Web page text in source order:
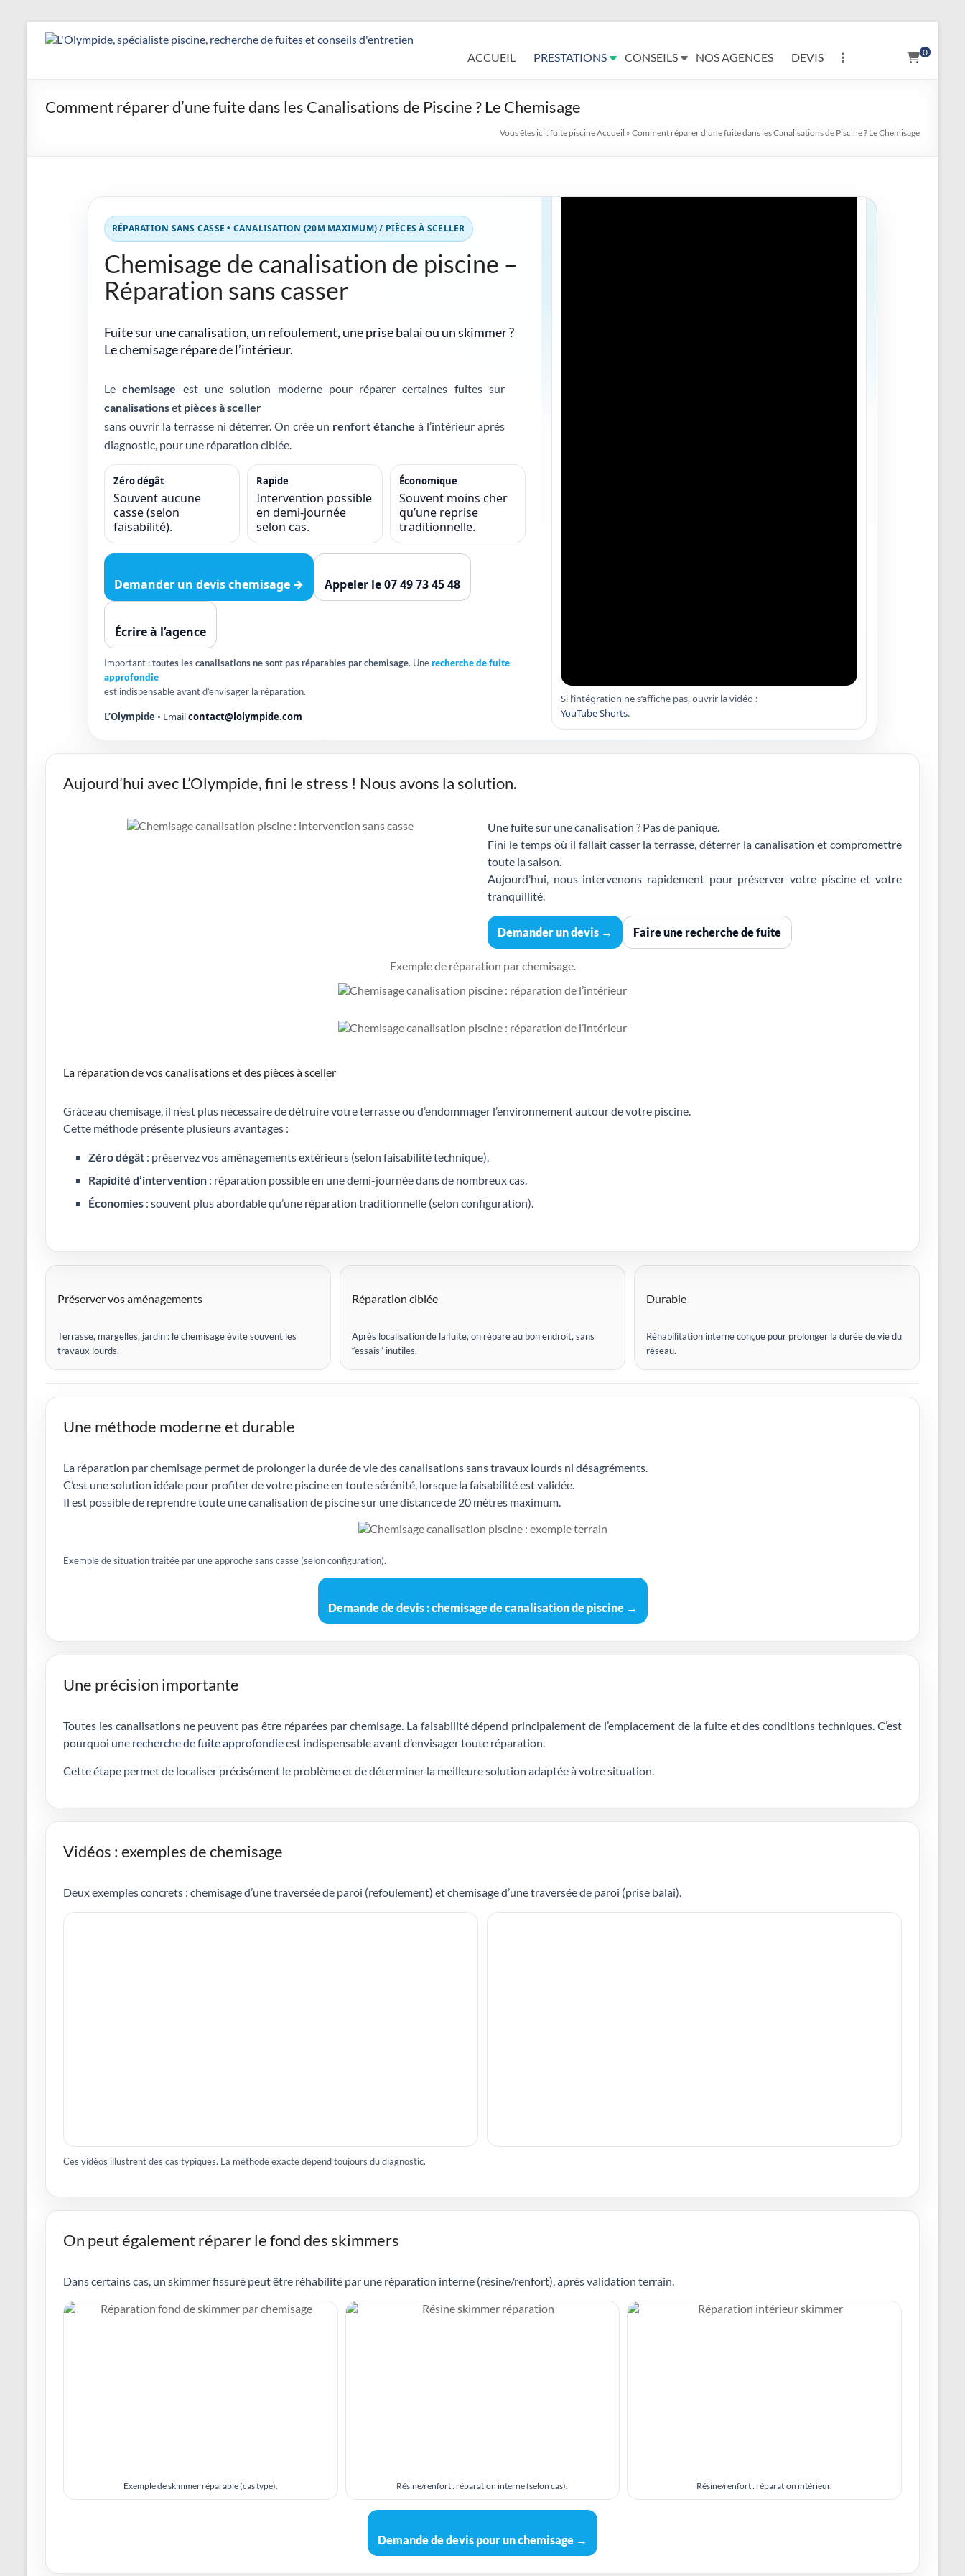
Détection
Réparation
L’Olympide
Expert
France
0
ACCUEIL PRESTATIONS CONSEILS NOS AGENCES DEVIS
Comment réparer d’une fuite dans les Canalisations de Piscine ? Le Chemisage
Vous êtes ici : fuite piscineAccueil » Comment réparer d’une fuite dans les Canalisations de Piscine ? Le Chemisage
RÉPARATION SANS CASSE • CANALISATION (20M MAXIMUM) / PIÈCES À SCELLER
Chemisage de canalisation de piscine –
Réparation sans casser
Fuite sur une canalisation, un refoulement, une prise balai ou un skimmer ?
Le chemisage répare de l’intérieur.
Lechemisage est une solution moderne pour réparer certaines fuites sur
canalisationset pièces à sceller
sans ouvrir la terrasse ni déterrer. On crée un renfort étanche à l’intérieur après
diagnostic, pour une réparation ciblée.
Zéro dégât
Souvent aucune
casse (selon
faisabilité).
Rapide
Intervention possible
en demi-journée
selon cas.
Économique
Souvent moins cher
qu’une reprise
traditionnelle.
Demander un devis chemisage → Appeler le 07 49 73 45 48
Écrire à l’agence
Important :toutes les canalisations ne sont pas réparables par chemisage. Unerecherche de fuite
approfondie
est indispensable avant d’envisager la réparation.
L’Olympide • Emailcontact@lolympide.com
Vidéo : chemisage d’une prise balai / traversée de paroi
Si l’intégration ne s’affiche pas, ouvrir la vidéo :
YouTube Shorts.
Aujourd’hui avec L’Olympide, fini le stress ! Nous avons la solution.
Une fuite sur une canalisation ? Pas de panique.
Fini le temps où il fallait casser la terrasse, déterrer la canalisation et compromettre
toute la saison.
Aujourd’hui, nous intervenons rapidement pour préserver votre piscine et votre
tranquillité.
Demander un devis → Faire une recherche de fuite
Exemple de réparation par chemisage.
La réparation de vos canalisations et des pièces à sceller
Grâce au chemisage, il n’est plus nécessaire de détruire votre terrasse ou d’endommager l’environnement autour de votre piscine.
Cette méthode présente plusieurs avantages :
Zéro dégât : préservez vos aménagements extérieurs (selon faisabilité technique).
Rapidité d’intervention : réparation possible en une demi-journée dans de nombreux cas.
Économies : souvent plus abordable qu’une réparation traditionnelle (selon configuration).
Préserver vos aménagements
Terrasse, margelles, jardin : le chemisage évite souvent les
travaux lourds.
Réparation ciblée
Après localisation de la fuite, on répare au bon endroit, sans
“essais” inutiles.
Durable
Réhabilitation interne conçue pour prolonger la durée de vie du
réseau.
Une méthode moderne et durable
La réparation par chemisage permet de prolonger la durée de vie des canalisations sans travaux lourds ni désagréments.
C’est une solution idéale pour profiter de votre piscine en toute sérénité, lorsque la faisabilité est validée.
Il est possible de reprendre toute une canalisation de piscine sur une distance de 20 mètres maximum.
Exemple de situation traitée par une approche sans casse (selon configuration).
Demande de devis : chemisage de canalisation de piscine →
Une précision importante
Toutes les canalisations ne peuvent pas être réparées par chemisage. La faisabilité dépend principalement de l’emplacement de la fuite et des conditions techniques. C’est
pourquoi une recherche de fuite approfondieest indispensable avant d’envisager toute réparation.
Cette étape permet de localiser précisément le problème et de déterminer la meilleure solution adaptée à votre situation.
Vidéos : exemples de chemisage
Deux exemples concrets : chemisage d’une traversée de paroi (refoulement) et chemisage d’une traversée de paroi (prise balai).
Ces vidéos illustrent des cas typiques. La méthode exacte dépend toujours du diagnostic.
On peut également réparer le fond des skimmers
Dans certains cas, un skimmer fissuré peut être réhabilité par une réparation interne (résine/renfort), après validation terrain.
Exemple de skimmer réparable (cas type). Résine/renfort : réparation interne (selon cas). Résine/renfort : réparation intérieur.
Demande de devis pour un chemisage →